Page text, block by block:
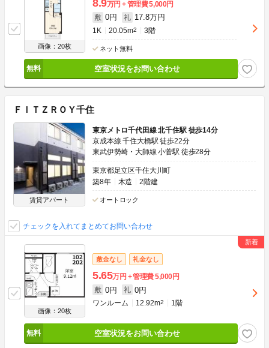
画像：20枚
8.9万円 管理費5,000円
敷 0円 礼 17.8万円
1K 20.05m2 3階
ネット無料
空室状況をお問い合わせ
ＦＩＴＺＲＯＹ千住
賃貸アパート
東京メトロ千代田線 北千住駅 徒歩14分
京成本線 千住大橋駅 徒歩22分
東武伊勢崎・大師線 小菅駅 徒歩28分
東京都足立区千住大川町
築8年
木造 2階建
オートロック
チェックを入れてまとめてお問い合わせ
画像：20枚
敷金なし 礼金なし
5.65万円 管理費5,000円
敷 0円 礼 0円
ワンルーム 12.92m2 1階
空室状況をお問い合わせ